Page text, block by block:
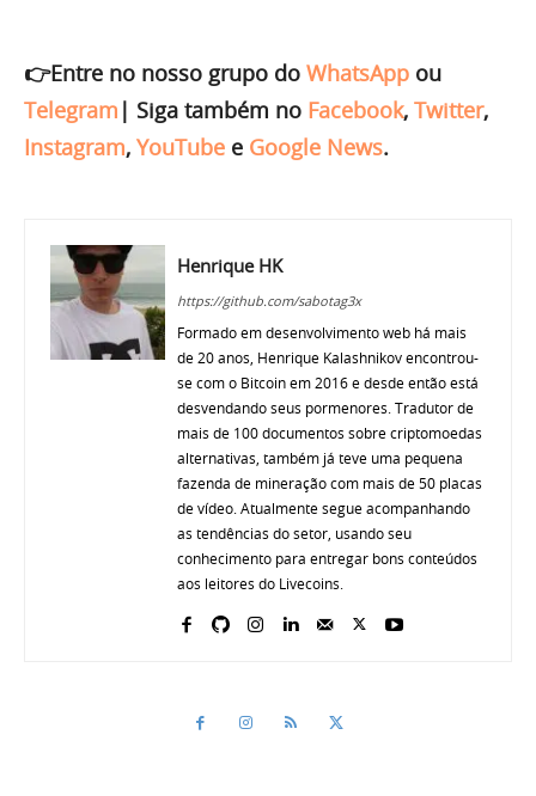
👉Entre no nosso grupo do WhatsApp ou
Telegram | Siga também no Facebook, Twitter,
Instagram, YouTube e Google News.
Henrique HK
https://github.com/sabotag3x
Formado em desenvolvimento web há mais
de 20 anos, Henrique Kalashnikov encontrou-
se com o Bitcoin em 2016 e desde então está
desvendando seus pormenores. Tradutor de
mais de 100 documentos sobre criptomoedas
alternativas, também já teve uma pequena
fazenda de mineração com mais de 50 placas
de vídeo. Atualmente segue acompanhando
as tendências do setor, usando seu
conhecimento para entregar bons conteúdos
aos leitores do Livecoins.